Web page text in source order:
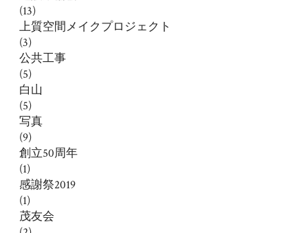
(13)
上質空間メイクプロジェクト
(3)
公共工事
(5)
白山
(5)
写真
(9)
創立50周年
(1)
感謝祭2019
(1)
茂友会